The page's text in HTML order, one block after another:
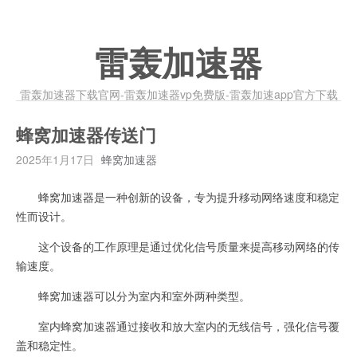
雷轰加速器
雷轰加速器下载官网-雷轰加速器vp免费版-雷轰加速app官方下载
蜂窝加速器传送门
2025年1月17日 蜂窝加速器
蜂窝加速器是一种创新的设备，专为提升移动网络速度和稳定
性而设计。
这个设备的工作原理是通过优化信号质量来提高移动网络的传
输速度。
蜂窝加速器可以分为室内和室外两种类型。
室内蜂窝加速器通过接收和放大室内的无线信号，强化信号覆
盖和稳定性。